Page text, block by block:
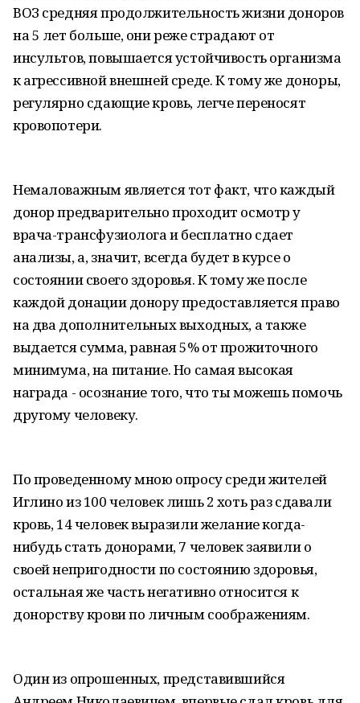
ВОЗ средняя продолжительность жизни доноров
на 5 лет больше, они реже страдают от
инсультов, повышается устойчивость организма
к агрессивной внешней среде. К тому же доноры,
регулярно сдающие кровь, легче переносят
кровопотери.
Немаловажным является тот факт, что каждый
донор предварительно проходит осмотр у
врача-трансфузиолога и бесплатно сдает
анализы, а, значит, всегда будет в курсе о
состоянии своего здоровья. К тому же после
каждой донации донору предоставляется право
на два дополнительных выходных, а также
выдается сумма, равная 5% от прожиточного
минимума, на питание. Но самая высокая
награда - осознание того, что ты можешь помочь
другому человеку.
По проведенному мною опросу среди жителей
Иглино из 100 человек лишь 2 хоть раз сдавали
кровь, 14 человек выразили желание когда-
нибудь стать донорами, 7 человек заявили о
своей непригодности по состоянию здоровья,
остальная же часть негативно относится к
донорству крови по личным соображениям.
Один из опрошенных, представившийся